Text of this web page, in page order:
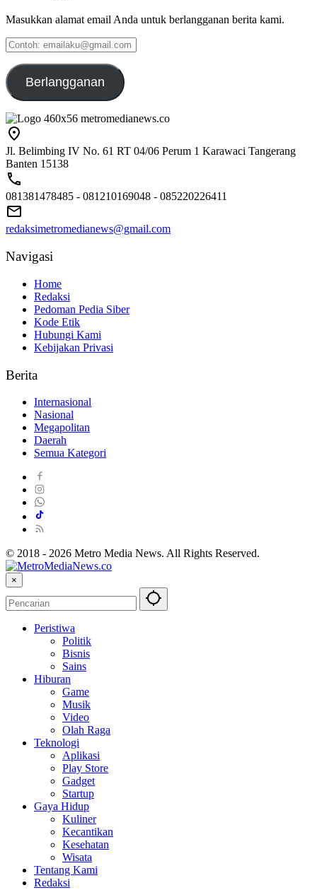
Masukkan alamat email Anda untuk berlangganan berita kami.
Contoh:
emailaku@gmail.com
Berlangganan
Jl. Belimbing IV No. 61 RT 04/06 Perum 1 Karawaci Tangerang
Banten 15138
081381478485 - 081210169048 - 085220226411
redaksimetromedianews@gmail.com
Navigasi
Home
Redaksi
Pedoman Pedia Siber
Kode Etik
Hubungi Kami
Kebijakan Privasi
Berita
Internasional
Nasional
Megapolitan
Daerah
Semua Kategori
© 2018 - 2026 Metro Media News. All Rights Reserved.
×
Peristiwa
Politik
Bisnis
Sains
Hiburan
Game
Musik
Video
Olah Raga
Teknologi
Aplikasi
Play Store
Gadget
Startup
Gaya Hidup
Kuliner
Kecantikan
Kesehatan
Wisata
Tentang Kami
Redaksi